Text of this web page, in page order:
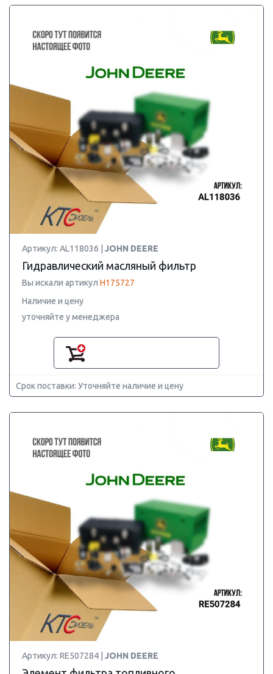
Артикул: AL118036 | JOHN DEERE
Гидравлический масляный фильтр
Вы искали артикул H175727
Наличие и цену
уточняйте у менеджера
Срок поставки: Уточняйте наличие и цену
Артикул: RE507284 | JOHN DEERE